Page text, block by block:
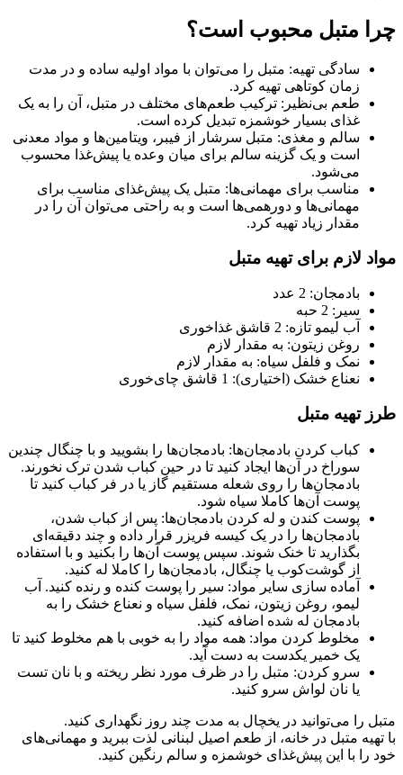
متبل محبوب است؟
سادگی تهیه: متبل را می‌توان با مواد اولیه ساده و در مدت
زمان کوتاهی تهیه کرد.
طعم بی‌نظیر: ترکیب طعم‌های مختلف در متبل، آن را به یک
غذای بسیار خوشمزه تبدیل کرده است.
سالم و مغذی: متبل سرشار از فیبر، ویتامین‌ها و مواد معدنی
است و یک گزینه سالم برای میان وعده یا پیش‌غذا محسوب
می‌شود.
مناسب برای مهمانی‌ها: متبل یک پیش‌غذای مناسب برای
مهمانی‌ها و دورهمی‌ها است و به راحتی می‌توان آن را در
مقدار زیاد تهیه کرد.
لازم برای تهیه متبل
بادمجان: 2 عدد
سیر: 2 حبه
آب لیمو تازه: 2 قاشق غذاخوری
روغن زیتون: به مقدار لازم
نمک و فلفل سیاه: به مقدار لازم
نعناع خشک (اختیاری): 1 قاشق چای‌خوری
تهیه متبل
کباب کردن بادمجان‌ها: بادمجان‌ها را بشویید و با چنگال چندین
سوراخ در آن‌ها ایجاد کنید تا در حین کباب شدن ترک نخورند.
بادمجان‌ها را روی شعله مستقیم گاز یا در فر کباب کنید تا
پوست آن‌ها کاملا سیاه شود.
پوست کندن و له کردن بادمجان‌ها: پس از کباب شدن،
بادمجان‌ها را در یک کیسه فریزر قرار داده و چند دقیقه‌ای
بگذارید تا خنک شوند. سپس پوست آن‌ها را بکنید و با استفاده
از گوشت‌کوب یا چنگال، بادمجان‌ها را کاملا له کنید.
آماده سازی سایر مواد: سیر را پوست کنده و رنده کنید. آب
لیمو، روغن زیتون، نمک، فلفل سیاه و نعناع خشک را به
بادمجان له شده اضافه کنید.
مخلوط کردن مواد: همه مواد را به خوبی با هم مخلوط کنید تا
یک خمیر یکدست به دست آید.
سرو کردن: متبل را در ظرف مورد نظر ریخته و با نان تست
یا نان لواش سرو کنید.
را می‌توانید در یخچال به مدت چند روز نگهداری کنید.
متبل در خانه، از طعم اصیل لبنانی لذت ببرید و مهمانی‌های
با این پیش‌غذای خوشمزه و سالم رنگین کنید.